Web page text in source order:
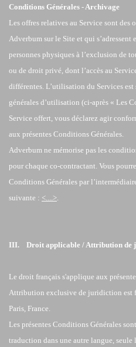
Conditions Générales - Archivage
Les offres relatives au Service sont des
Adverbum sur le Site et qui
personnes physiques à l’exclusion de
ou de droit privé, dont l’accès au
différentes. L’utilisation du Services
générales d’utilisation (ci-après « Les
Service offert, vous déclarez agir
aux présentes Conditions Générales.
Adverbum ne mémorise pas les
pour chaque co-contractant. Vous
Conditions Générales par
suivante : <....>.
III. Droit applicable / Attribution de
Le droit français s'applique aux
Attribution exclusive de juridiction est
Paris, France.
Les présentes Conditions Générales
traduction dans une autre langue, seule